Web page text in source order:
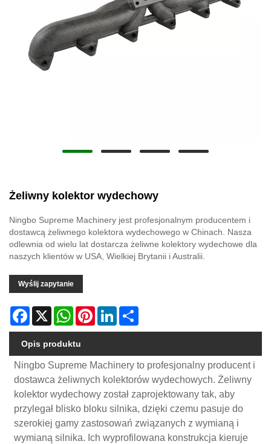
Żeliwny kolektor wydechowy
Ningbo Supreme Machinery jest profesjonalnym producentem i
dostawcą żeliwnego kolektora wydechowego w Chinach. Nasza
odlewnia od wielu lat dostarcza żeliwne kolektory wydechowe dla
naszych klientów w USA, Wielkiej Brytanii i Australii.
Wyślij zapytanie
Facebook
X WhatsAppPinterestLinkedIn
Opis produktu
Ningbo Supreme Machinery to profesjonalny producent i
dostawca żeliwnych kolektorów wydechowych. Żeliwny
kolektor wydechowy został zaprojektowany tak, aby
przylegał blisko bloku silnika, dzięki czemu pasuje do
szerokiej gamy zastosowań związanych z wymianą i
wymianą silnika. Ich wyprofilowana konstrukcja kieruje